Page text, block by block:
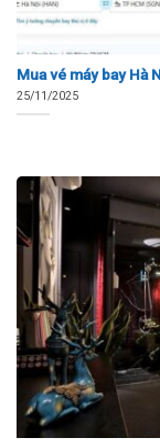
Mua vé máy bay Hà
25/11/2025